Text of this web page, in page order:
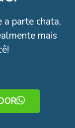
parte chata,
mais